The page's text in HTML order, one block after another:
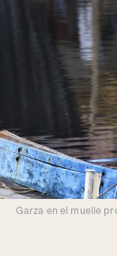
Garza en el muelle